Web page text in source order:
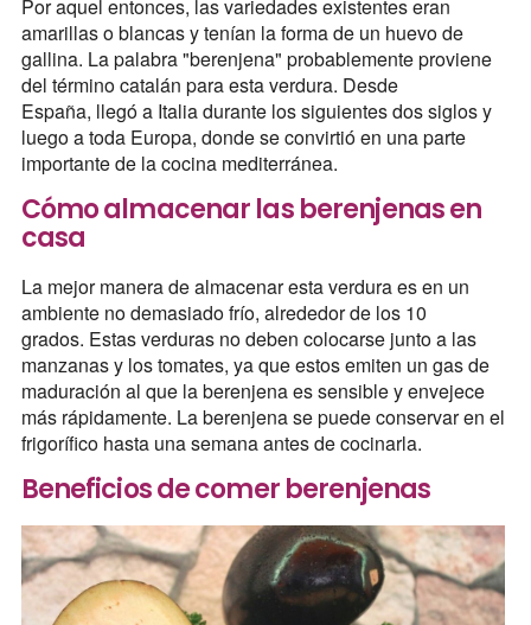
Por aquel entonces, las variedades existentes eran
amarillas o blancas y tenían la forma de un huevo de
gallina. La palabra "berenjena" probablemente proviene
del término catalán para esta verdura. Desde
España, llegó a Italia durante los siguientes dos siglos y
luego a toda Europa, donde se convirtió en una parte
importante de la cocina mediterránea.
Cómo almacenar las berenjenas en
casa
La mejor manera de almacenar esta verdura es en un
ambiente no demasiado frío, alrededor de los 10
grados. Estas verduras no deben colocarse junto a las
manzanas y los tomates, ya que estos emiten un gas de
maduración al que la berenjena es sensible y envejece
más rápidamente. La berenjena se puede conservar en el
frigorífico hasta una semana antes de cocinarla.
Beneficios de comer berenjenas